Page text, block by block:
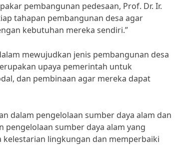
pembangunan pedesaan, Prof. Dr. Ir.
tahapan pembangunan desa agar
kebutuhan mereka sendiri.”
mewujudkan jenis pembangunan desa
upaya pemerintah untuk
dan pembinaan agar mereka dapat
dalam pengelolaan sumber daya alam dan
sumber daya alam yang
lingkungan dan memperbaiki